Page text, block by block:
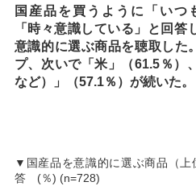
国産品を買うように「いつ
「時々意識している」と回答
意識的に選ぶ商品を聴取した
プ、次いで「米」（61.5％）
など）」（57.1％）が続いた。
▼国産品を意識的に選ぶ商品（
答 (％) (n=728)